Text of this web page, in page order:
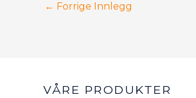
← Forrige Innlegg
VÅRE PRODUKTER